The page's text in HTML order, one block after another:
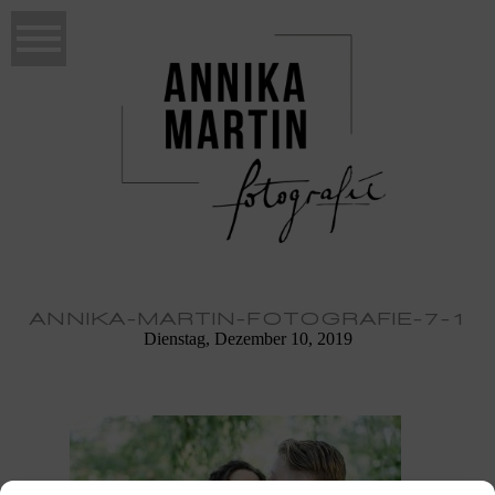
ANNIKA-MARTIN-FOTOGRAFIE-7-1
Dienstag, Dezember 10, 2019